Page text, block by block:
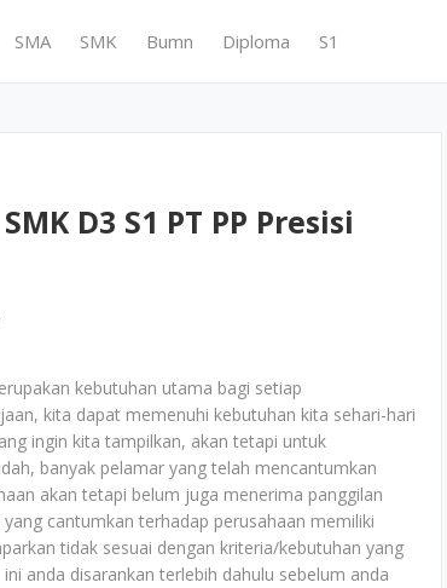
SMA SMK Bumn Diploma S1
D3 S1 PT PP Presisi
kebutuhan utama bagi setiap
kita dapat memenuhi kebutuhan kita sehari-hari
ingin kita tampilkan, akan tetapi untuk
banyak pelamar yang telah mencantumkan
akan tetapi belum juga menerima panggilan
cantumkan terhadap perusahaan memiliki
tidak sesuai dengan kriteria/kebutuhan yang
anda disarankan terlebih dahulu sebelum anda